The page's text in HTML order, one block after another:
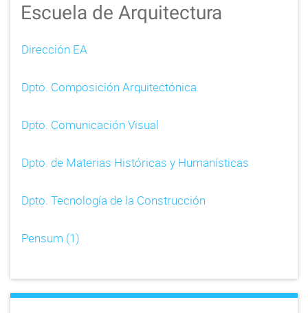
Escuela de Arquitectura
Dirección EA
Dpto. Composición Arquitectónica
Dpto. Comunicación Visual
Dpto. de Materias Históricas y Humanísticas
Dpto. Tecnología de la Construcción
Pensum (1)